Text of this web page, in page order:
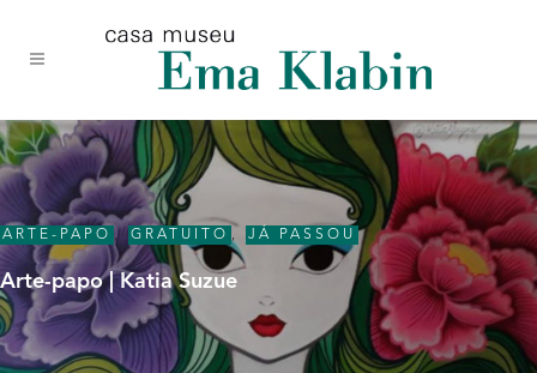
conteúdo
navegação
site
ARTE-PAPO , GRATUITO , JÁ PASSOU
Arte-papo | Katia Suzue